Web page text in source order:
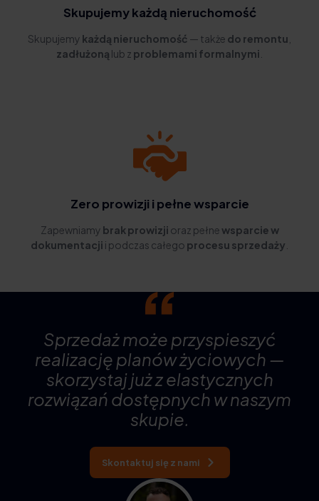
Skupujemy każdą nieruchomość
Skupujemy każdą nieruchomość — także do remontu
zadłużoną lub z problemami formalnymi
Zero prowizji i pełne wsparcie
Zapewniamy brak prowizji oraz pełnewsparcie w
dokumentacji i podczas całego procesu sprzedaży
Sprzedaż może przyspieszyć
realizację planów życiowych —
skorzystaj już z elastycznych
rozwiązań dostępnych w naszym
skupie.
Skontaktuj się z nami